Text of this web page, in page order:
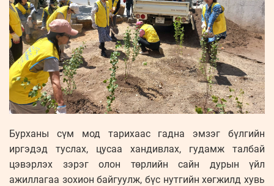
Бурханы сүм мод тарихаас гадна эмзэг бүлгийн
иргэдэд туслах, цусаа хандивлах, гудамж талбай
цэвэрлэх зэрэг олон төрлийн сайн дурын үйл
ажиллагаа зохион байгуулж, бүс нутгийн хөгжилд хувь